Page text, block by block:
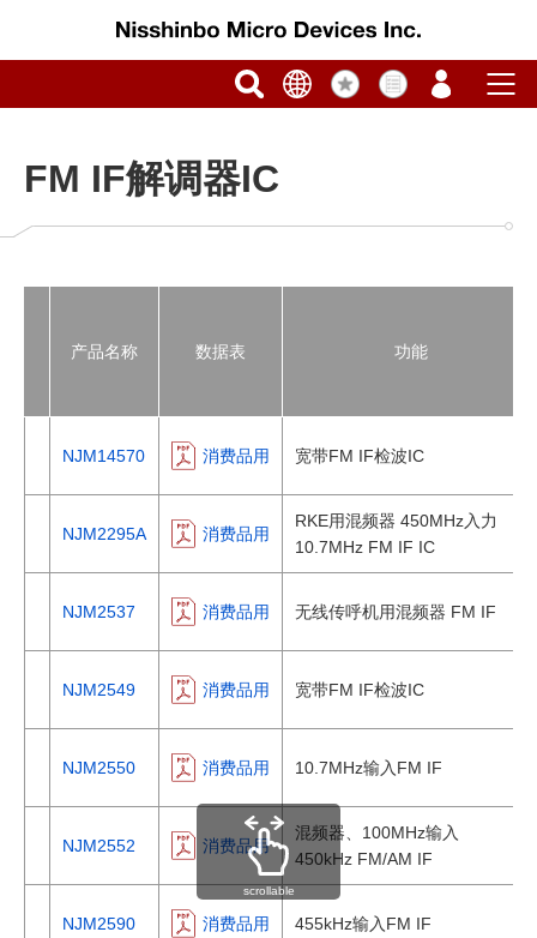
FM IF解调器IC
产品名称 数据表 功能
NJM14570 消费品用 宽带FM IF检波IC
NJM2295A 消费品用
RKE用混频器 450MHz入力
10.7MHz FM IF IC
NJM2537 消费品用 无线传呼机用混频器 FM IF
NJM2549 消费品用 宽带FM IF检波IC
NJM2550 消费品用 10.7MHz输入FM IF
NJM2552 消费品用
混频器、100MHz输入
450kHz FM/AM IF
NJM2590 消费品用 455kHz输入FM IF
scrollable